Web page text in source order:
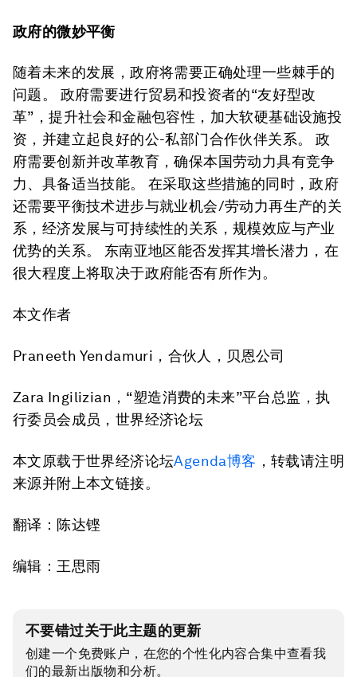
政府的微妙平衡
随着未来的发展，政府将需要正确处理一些棘手的
问题。 政府需要进行贸易和投资者的“友好型改
革”，提升社会和金融包容性，加大软硬基础设施投
资，并建立起良好的公-私部门合作伙伴关系。 政
府需要创新并改革教育，确保本国劳动力具有竞争
力、具备适当技能。 在采取这些措施的同时，政府
还需要平衡技术进步与就业机会/劳动力再生产的关
系，经济发展与可持续性的关系，规模效应与产业
优势的关系。 东南亚地区能否发挥其增长潜力，在
很大程度上将取决于政府能否有所作为。
本文作者
Praneeth Yendamuri，合伙人，贝恩公司
Zara Ingilizian，“塑造消费的未来”平台总监，执
行委员会成员，世界经济论坛
本文原载于世界经济论坛Agenda博客 ，转载请注明
来源并附上本文链接。
翻译：陈达铿
编辑：王思雨
不要错过关于此主题的更新
创建一个免费账户，在您的个性化内容合集中查看我
们的最新出版物和分析。